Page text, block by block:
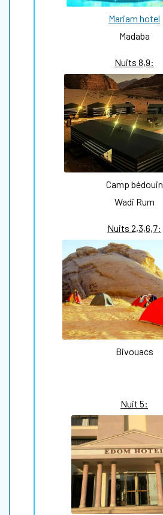
Mariam hotel
Madaba
Nuits 8,9:
Camp bédouin
Wadi Rum
Nuits 2,3,6,7:
Bivouacs
Nuit 5: